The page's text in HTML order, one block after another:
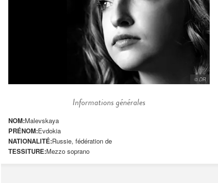
© DR
Informations générales
NOM:Malevskaya
PRÉNOM:Evdokia
NATIONALITÉ:Russie, fédération de
TESSITURE:Mezzo soprano